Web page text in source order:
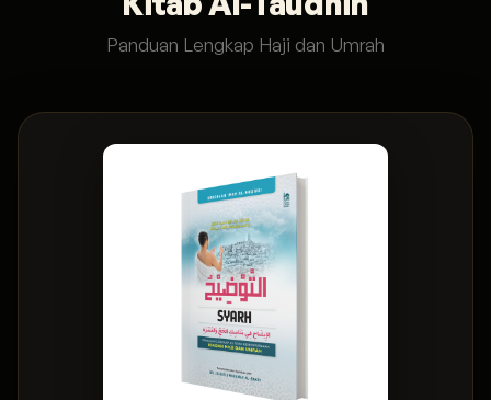
Panduan Lengkap Haji dan Umrah